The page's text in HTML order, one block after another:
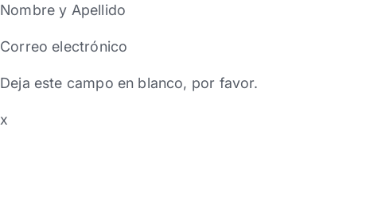
Nombre y Apellido
Correo electrónico
Deja este campo en blanco, por favor.
x